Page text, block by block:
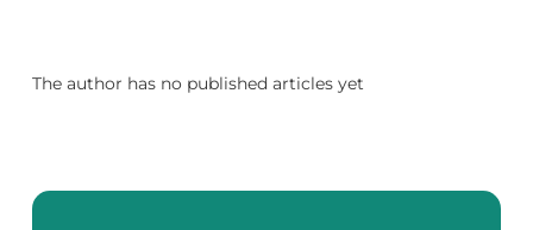
The author has no published articles yet